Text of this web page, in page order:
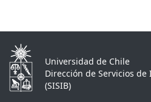
Universidad de Chile
Dirección de Servicios
(SISIB)